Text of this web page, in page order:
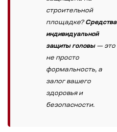
строительной
площадке? Средства
индивидуальной
защиты головы— это
не просто
формальность, а
залог вашего
здоровья и
безопасности.